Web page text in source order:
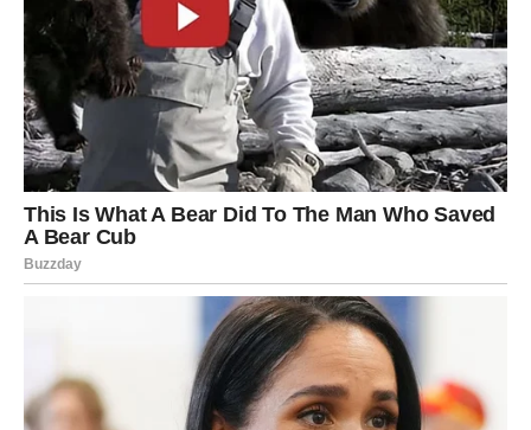
Ako si slobodan/slobodna:
U martu Rak može upoznati osobu koja donosi ono što
mu je dugo nedostajalo:toplinu bez neizvesnosti.
Ovo može krenuti kao razgovor, kao prijateljstvo, kao
slučajan susret, ali osećaj će biti poseban: neće biti
napetosti i igrica – biće mir. A Rak prepoznaje mir kao
znak sudbine.
Moguće je i javljanje osobe iz prošlosti, ali mart Rak uči
ne vraćaš se tamo gde si se gasio – vraćaš se samo po
zatvaranje.